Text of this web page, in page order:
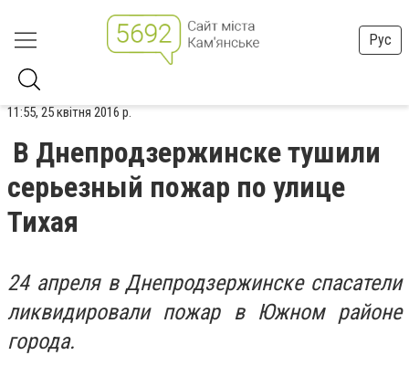
Рус
11:55, 25 квітня 2016 р.
В Днепродзержинске тушили
серьезный пожар по улице
Тихая
24 апреля в Днепродзержинске спасатели
ликвидировали пожар в Южном районе
города.